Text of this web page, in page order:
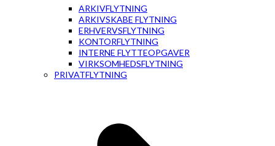
ARKIVFLYTNING
ARKIVSKABE FLYTNING
ERHVERVSFLYTNING
KONTORFLYTNING
INTERNE FLYTTEOPGAVER
VIRKSOMHEDSFLYTNING
PRIVATFLYTNING